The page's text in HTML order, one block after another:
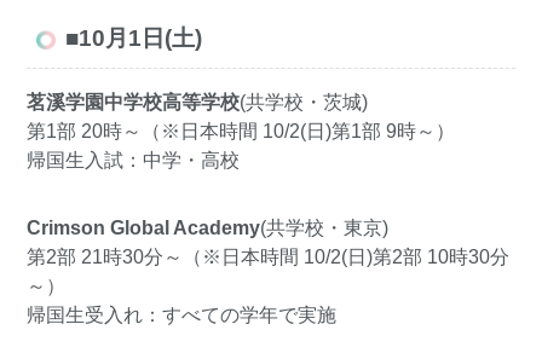
■10月1日(土)
茗溪学園中学校高等学校(共学校・茨城)
第1部 20時～（※日本時間 10/2(日)第1部 9時～）
帰国生入試：中学・高校
Crimson Global Academy(共学校・東京)
第2部 21時30分～（※日本時間 10/2(日)第2部 10時30分
～）
帰国生受入れ：すべての学年で実施